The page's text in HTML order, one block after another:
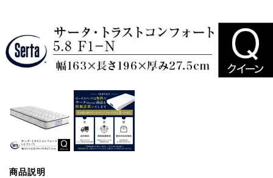
商品説明